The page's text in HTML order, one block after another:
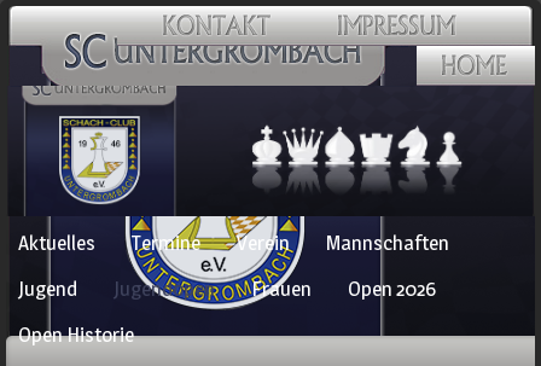
Navigation
überspringen
Aktuelles Termine Verein
Mannschaften
Jugend
Jugendopen Frauen
Open 2026
Open Historie